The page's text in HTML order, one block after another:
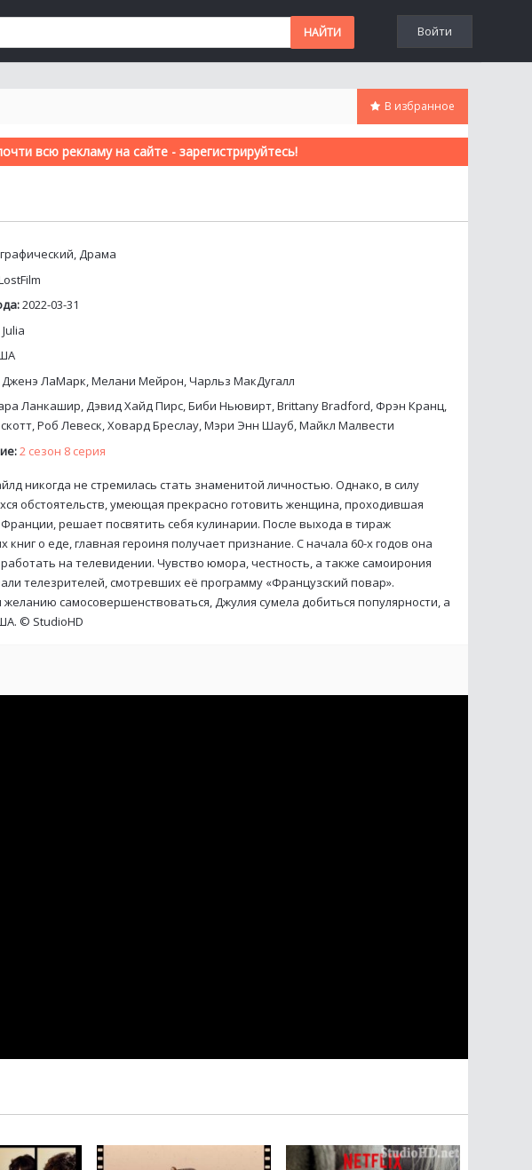
Войти
В избранное
всю рекламу на сайте - зарегистрируйтесь!
Драма
2022-03-31
Julia
Дженэ ЛаМарк, Мелани Мейрон, Чарльз МакДугалл
Ланкашир, Дэвид Хайд Пирс, Биби Ньювирт, Brittany Bradford, Фрэн Кранц,
Роб Левеск, Ховард Бреслау, Мэри Энн Шауб, Майкл Малвести
2 сезон 8 серия
никогда не стремилась стать знаменитой личностью. Однако, в силу
обстоятельств, умеющая прекрасно готовить женщина, проходившая
решает посвятить себя кулинарии. После выхода в тираж
книг о еде, главная героиня получает признание. С начала 60-х годов она
на телевидении. Чувство юмора, честность, а также самоирония
телезрителей, смотревших её программу «Французский повар».
желанию самосовершенствоваться, Джулия сумела добиться популярности, а
© StudioHD